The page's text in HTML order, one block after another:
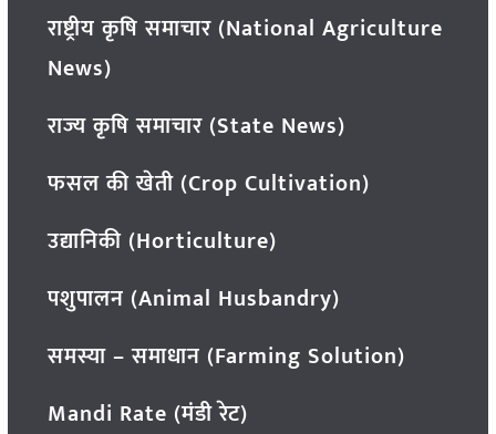
राष्ट्रीय कृषि समाचार (National Agriculture
News)
राज्य कृषि समाचार (State News)
फसल की खेती (Crop Cultivation)
उद्यानिकी (Horticulture)
पशुपालन (Animal Husbandry)
समस्या – समाधान (Farming Solution)
Mandi Rate (मंडी रेट)